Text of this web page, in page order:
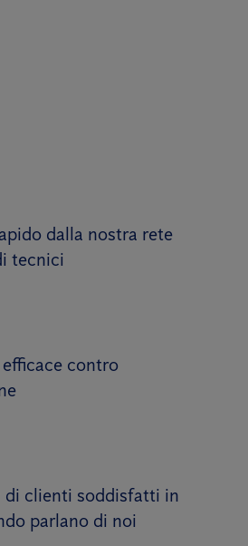
dalla nostra rete
tecnici
contro
di clienti soddisfatti in
parlano di noi